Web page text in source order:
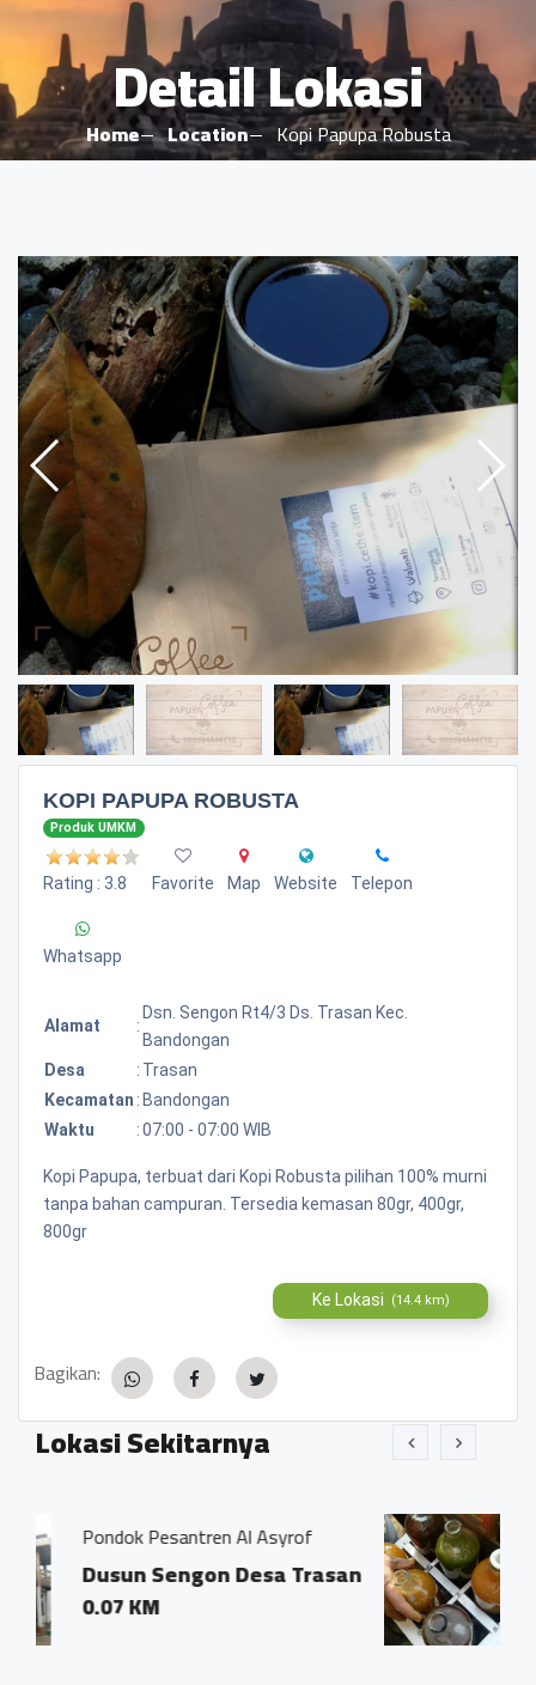
Detail Lokasi
Home Location Kopi Papupa Robusta
KOPI PAPUPA ROBUSTA
Produk UMKM
Rating : 3.8 Favorite Map Website Telepon
Whatsapp
Alamat :
Dsn. Sengon Rt4/3 Ds. Trasan Kec.
Bandongan
Desa
: Trasan
Kecamatan : Bandongan
Waktu
:07:00 - 07:00 WIB
Kopi Papupa, terbuat dari Kopi Robusta pilihan 100% murni
tanpa bahan campuran. Tersedia kemasan 80gr, 400gr,
800gr
Ke Lokasi (14.4 km)
Bagikan:
Lokasi Sekitarnya
Al Asyrof
Desa Trasan
Jamu Tradisisional
Dsn. Sengon RT04/
Trasan Kec.
0.03 KM